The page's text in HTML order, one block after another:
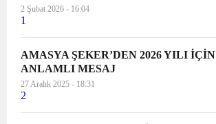
2 Şubat 2026 - 16:04
1
AMASYA ŞEKER’DEN 2026 YILI İÇİN
ANLAMLI MESAJ
27 Aralık 2025 - 18:31
2